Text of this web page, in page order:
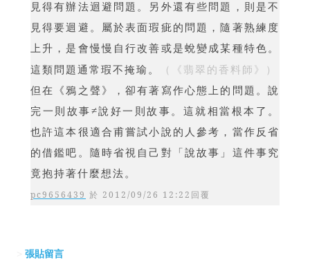
見得有辦法迴避問題。另外還有些問題，則是不
見得要迴避。屬於表面瑕疵的問題，隨著熟練度
上升，是會慢慢自行改善或是蛻變成某種特色。
這類問題通常瑕不掩瑜。
（《翡翠的香料師》）
但在《鴉之聲》，卻有著寫作心態上的問題。說
完一則故事≠說好一則故事。這就相當根本了。
也許這本很適合甫嘗試小說的人參考，當作反省
的借鑑吧。隨時省視自己對「說故事」這件事究
竟抱持著什麼想法。
pc9656439 於 2012/09/26 12:22 回覆
張貼留言